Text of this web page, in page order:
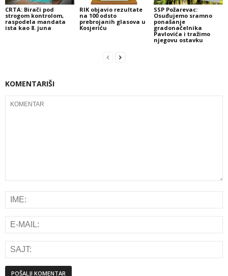
CRTA: Birači pod
strogom kontrolom,
raspodela mandata
ista kao 8. juna
RIK objavio rezultate
na 100 odsto
prebrojanih glasova u
Kosjeriću
SSP Požarevac:
Osuđujemo sramno
ponašanje
gradonačelnika
Pavlovića i tražimo
njegovu ostavku
KOMENTARIŠI